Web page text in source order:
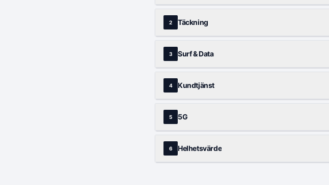
2 Täckning
3 Surf & Data
4 Kundtjänst
5 5G
6 Helhetsvärde